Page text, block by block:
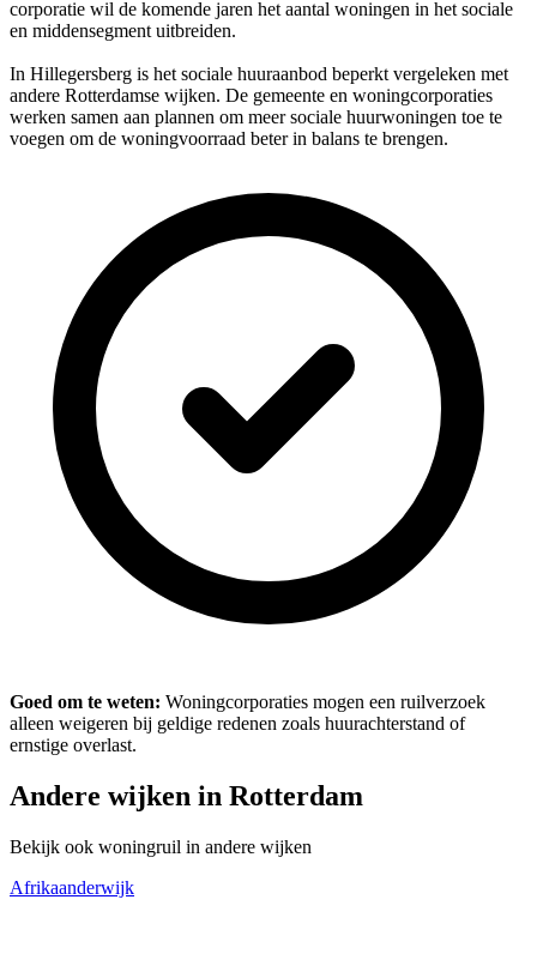
corporatie wil de komende jaren het aantal woningen in het sociale
en middensegment uitbreiden.
In Hillegersberg is het sociale huuraanbod beperkt vergeleken met
andere Rotterdamse wijken. De gemeente en woningcorporaties
werken samen aan plannen om meer sociale huurwoningen toe te
voegen om de woningvoorraad beter in balans te brengen.
Goed om te weten: Woningcorporaties mogen een ruilverzoek
alleen weigeren bij geldige redenen zoals huurachterstand of
ernstige overlast.
Andere wijken in Rotterdam
Bekijk ook woningruil in andere wijken
Afrikaanderwijk